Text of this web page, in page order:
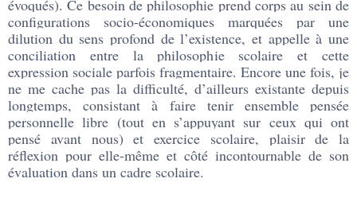
évoqués). Ce besoin de philosophie prend corps au sein de
configurations socio-économiques marquées par une
dilution du sens profond de l’existence, et appelle à une
conciliation entre la philosophie scolaire et cette
expression sociale parfois fragmentaire. Encore une fois, je
ne me cache pas la difficulté, d’ailleurs existante depuis
longtemps, consistant à faire tenir ensemble pensée
personnelle libre (tout en s’appuyant sur ceux qui ont
pensé avant nous) et exercice scolaire, plaisir de la
réflexion pour elle-même et côté incontournable de son
évaluation dans un cadre scolaire.